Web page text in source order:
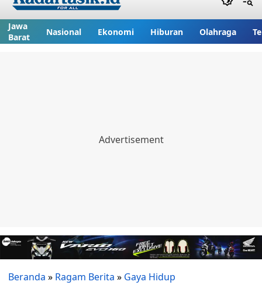
Jawa
Barat
Nasional Ekonomi Hiburan Olahraga
Beranda » Ragam Berita » Gaya Hidup